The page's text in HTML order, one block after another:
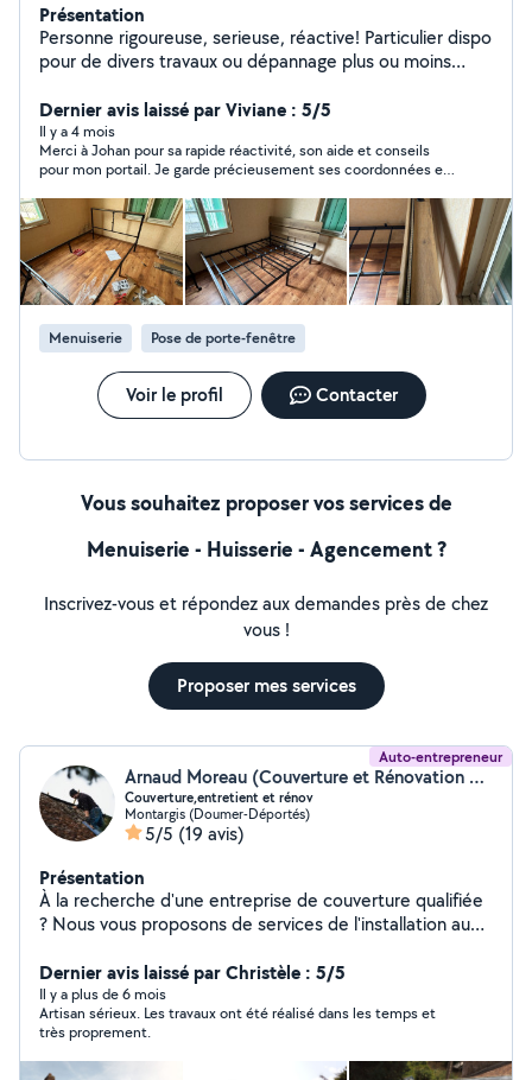
Présentation
Personne rigoureuse, serieuse, réactive! Particulier dispo
pour de divers travaux ou dépannage plus ou moins
travaux) : Bâtiment (maçonnerie, couverture, etc)
Électricité Petit ou gros électroménager Jardinage
(surtout de l'entretien)
Dernier avis laissé par Viviane : 5/5
Il y a 4 mois
Merci à Johan pour sa rapide réactivité, son aide et conseils
pour mon portail. Je garde précieusement ses coordonnées et
Menuiserie Pose de porte-fenêtre
Voir le profil Contacter
Vous souhaitez proposer vos services de
Menuiserie - Huisserie - Agencement ?
Inscrivez-vous et répondez aux demandes près de chez
vous !
Proposer mes services
Auto-entrepreneur
Arnaud Moreau (Couverture et Rénovation Moreau)
Couverture,entretient et rénov
Montargis (Doumer-Déportés)
5/5 (19 avis)
Présentation
À la recherche d'une entreprise de couverture qualifiée
? Nous vous proposons de services de l'installation au
des prestations de qualité à la hauteur de vos
exigences. Contactez-nous pour un accompagnement
approfondi dans les différentes étapes de votre projet.
Dernier avis laissé par Christèle : 5/5
Il y a plus de 6 mois
Artisan sérieux. Les travaux ont été réalisé dans les temps et
très proprement.